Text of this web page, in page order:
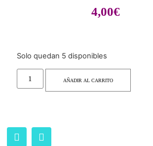
4,00€
Solo quedan 5 disponibles
AÑADIR AL CARRITO